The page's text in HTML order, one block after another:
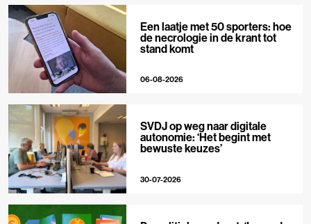
Een laatje met 50 sporters: hoe
de necrologie in de krant tot
stand komt
06-08-2026
SVDJ op weg naar digitale
autonomie: ‘Het begint met
bewuste keuzes’
30-07-2026